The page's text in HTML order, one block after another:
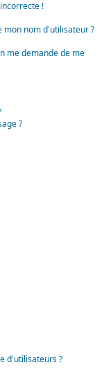
!
mon nom d'utilisateur ?
me demande de me
?
d'utilisateurs ?